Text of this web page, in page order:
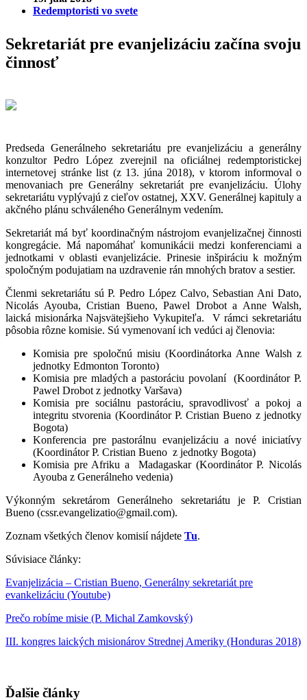
Redemptoristi vo svete
Sekretariát pre evanjelizáciu začína svoju
činnosť
Predseda Generálneho sekretariátu pre evanjelizáciu a generálny
konzultor Pedro López zverejnil na oficiálnej redemptoristickej
internetovej stránke list (z 13. júna 2018), v ktorom informoval o
menovaniach pre Generálny sekretariát pre evanjelizáciu. Úlohy
sekretariátu vyplývajú z cieľov ostatnej, XXV. Generálnej kapituly a
akčného plánu schváleného Generálnym vedením.
Sekretariát má byť koordinačným nástrojom evanjelizačnej činnosti
kongregácie. Má napomáhať komunikácii medzi konferenciami a
jednotkami v oblasti evanjelizácie. Prinesie inšpiráciu k možným
spoločným podujatiam na uzdravenie rán mnohých bratov a sestier.
Členmi sekretariátu sú P. Pedro López Calvo, Sebastian Ani Dato,
Nicolás Ayouba, Cristian Bueno, Pawel Drobot a Anne Walsh,
laická misionárka Najsvätejšieho Vykupiteľa. V rámci sekretariátu
pôsobia rôzne komisie. Sú vymenovaní ich vedúci aj členovia:
Komisia pre spoločnú misiu (Koordinátorka Anne Walsh z
jednotky Edmonton Toronto)
Komisia pre mladých a pastoráciu povolaní (Koordinátor P.
Pawel Drobot z jednotky Varšava)
Komisia pre sociálnu pastoráciu, spravodlivosť a pokoj a
integritu stvorenia (Koordinátor P. Cristian Bueno z jednotky
Bogota)
Konferencia pre pastorálnu evanjelizáciu a nové iniciatívy
(Koordinátor P. Cristian Bueno z jednotky Bogota)
Komisia pre Afriku a Madagaskar (Koordinátor P. Nicolás
Ayouba z Generálneho vedenia)
Výkonným sekretárom Generálneho sekretariátu je P. Cristian
Bueno (cssr.evangelizatio@gmail.com).
Zoznam všetkých členov komisií nájdete Tu.
Súvisiace články:
Evanjelizácia – Cristian Bueno, Generálny sekretariát pre
evankelizáciu (Youtube)
Prečo robíme misie (P. Michal Zamkovský)
III. kongres laických misionárov Strednej Ameriky (Honduras 2018)
Ďalšie články